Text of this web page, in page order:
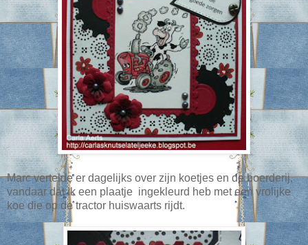
Marc vertelde er dagelijks over zijn koetjes en de boerderij,
vandaar dat ik een plaatje ingekleurd heb met een vrolijke
koe die op de tractor huiswaarts rijdt.